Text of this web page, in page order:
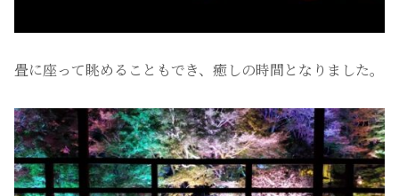
畳に座って眺めることもでき、癒しの時間となりました。